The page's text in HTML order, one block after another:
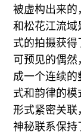
被虚构出来的
和松花江流域
式的拍摄获
可预见的偶
成一个连续
式和韵律的模
形式紧密关联
神秘联系保持